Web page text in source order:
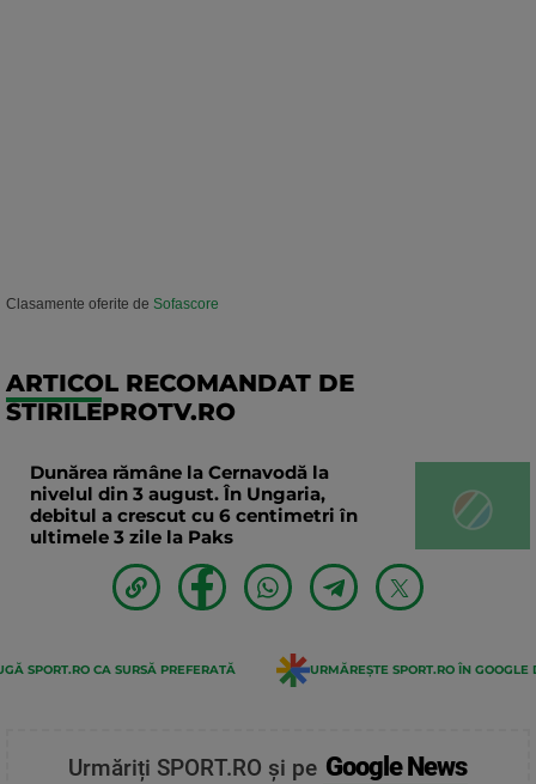
Clasamente oferite de Sofascore
ARTICOL RECOMANDAT DE
STIRILEPROTV.RO
Dunărea rămâne la Cernavodă la
nivelul din 3 august. În Ungaria,
debitul a crescut cu 6 centimetri în
ultimele 3 zile la Paks
SPORT.RO CA SURSĂ PREFERATĂ URMĂREȘTE SPORT.RO ÎN GOOGLE
Urmăriți SPORT.RO și pe Google News